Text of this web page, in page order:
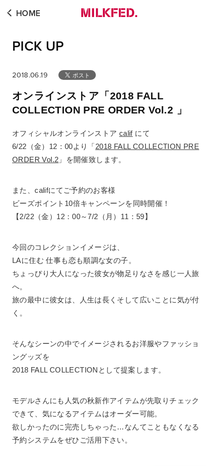
PICK UP
HOME
2018.06.19
オンラインストア「2018 FALL
COLLECTION PRE ORDER Vol.2 」
オフィシャルオンラインストア califにて
6/22（金）12：00より「2018 FALL COLLECTION PRE
ORDER Vol.2 」を開催致します。
また、califにてご予約のお客様
ビーズポイント10倍キャンペーンを同時開催！
【2/22（金）12：00～7/2（月）11：59】
今回のコレクションイメージは、
LAに住む 仕事も恋も順調な女の子。
ちょっぴり大人になった彼女が物足りなさを感じ一人旅
へ。
旅の最中に彼女は、人生は長くそして広いことに気が付
く。
そんなシーンの中でイメージされるお洋服やファッショ
ングッズを
2018 FALL COLLECTIONとして提案します。
モデルさんにも人気の秋新作アイテムが先取りチェック
できて、気になるアイテムはオーダー可能。
欲しかったのに完売しちゃった…なんてこともなくなる
予約システムをぜひご活用下さい。